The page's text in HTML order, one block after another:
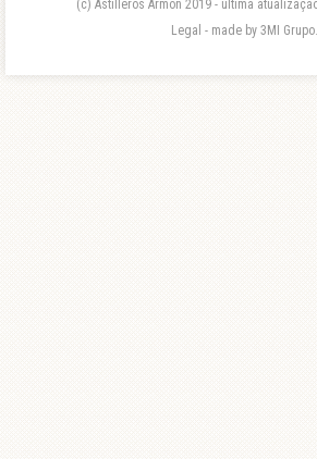
(c) Astilleros Armon 2019 - última
Legal - made by 3MI Grupo.